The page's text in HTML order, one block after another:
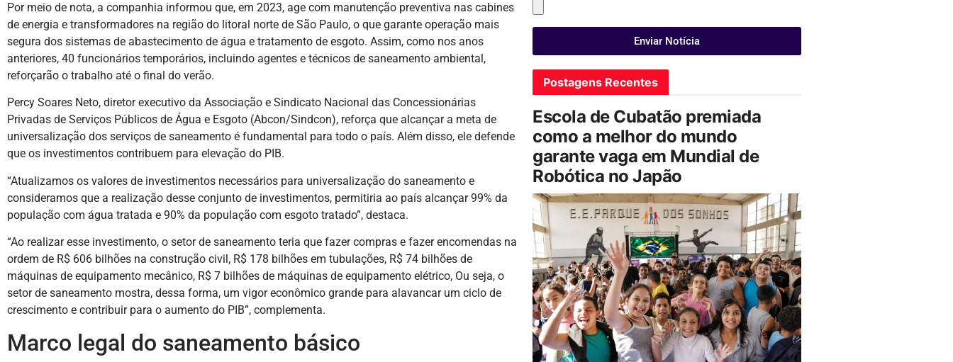
Por meio de nota, a companhia informou que, em 2023, age com manutenção preventiva nas cabines
de energia e transformadores na região do litoral norte de São Paulo, o que garante operação mais
segura dos sistemas de abastecimento de água e tratamento de esgoto. Assim, como nos anos
anteriores, 40 funcionários temporários, incluindo agentes e técnicos de saneamento ambiental,
reforçarão o trabalho até o final do verão.
Percy Soares Neto, diretor executivo da Associação e Sindicato Nacional das Concessionárias
Privadas de Serviços Públicos de Água e Esgoto (Abcon/Sindcon), reforça que alcançar a meta de
universalização dos serviços de saneamento é fundamental para todo o país. Além disso, ele defende
que os investimentos contribuem para elevação do PIB.
“Atualizamos os valores de investimentos necessários para universalização do saneamento e
consideramos que a realização desse conjunto de investimentos, permitiria ao país alcançar 99% da
população com água tratada e 90% da população com esgoto tratado”, destaca.
“Ao realizar esse investimento, o setor de saneamento teria que fazer compras e fazer encomendas na
ordem de R$ 606 bilhões na construção civil, R$ 178 bilhões em tubulações, R$ 74 bilhões de
máquinas de equipamento mecânico, R$ 7 bilhões de máquinas de equipamento elétrico, Ou seja, o
setor de saneamento mostra, dessa forma, um vigor econômico grande para alavancar um ciclo de
crescimento e contribuir para o aumento do PIB”, complementa.
Marco legal do saneamento básico
Enviar Notícia
Postagens Recentes
Escola de Cubatão premiada
como a melhor do mundo
garante vaga em Mundial de
Robótica no Japão